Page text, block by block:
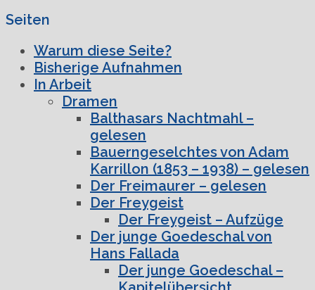
Seiten
Warum diese Seite?
Bisherige Aufnahmen
In Arbeit
Dramen
Balthasars Nachtmahl –
gelesen
Bauerngeselchtes von Adam
Karrillon (1853 – 1938) – gelesen
Der Freimaurer – gelesen
Der Freygeist
Der Freygeist – Aufzüge
Der junge Goedeschal von
Hans Fallada
Der junge Goedeschal –